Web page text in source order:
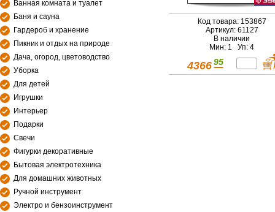
Ванная комната и туалет
Баня и сауна
Гардероб и хранение
Пикник и отдых на природе
Дача, огород, цветоводство
Уборка
Для детей
Игрушки
Интерьер
Подарки
Свечи
Фигурки декоративные
Бытовая электротехника
Для домашних животных
Ручной инструмент
Электро и бензоинструмент
Код товара: 153867
Артикул: 61127
В наличии
Мин: 1 Уп: 4
4366 95